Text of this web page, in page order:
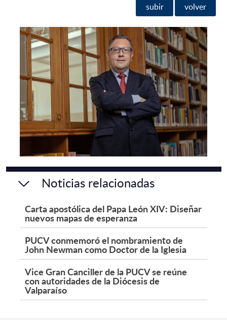
subir volver
Noticias relacionadas
Carta apostólica del Papa León XIV: Diseñar
nuevos mapas de esperanza
PUCV conmemoró el nombramiento de
John Newman como Doctor de la Iglesia
Vice Gran Canciller de la PUCV se reúne
con autoridades de la Diócesis de
Valparaíso